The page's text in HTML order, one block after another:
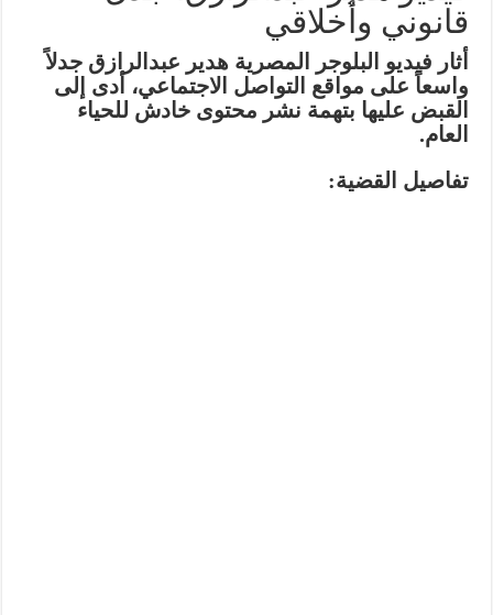
قانوني وأخلاقي
أثار فيديو البلوجر المصريةهدير عبدالرازق جدلاً
واسعاً على مواقع التواصل الاجتماعي، أدى إلى
القبض عليها بتهمة نشر محتوى خادش للحياء
العام.
تفاصيل القضية: